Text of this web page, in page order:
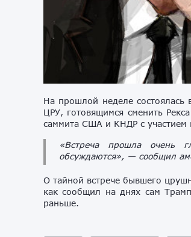
На прошлой неделе состоялась
ЦРУ, готовящимся сменить
саммита США и КНДР с участием
«Встреча прошла очень
обсуждаются», — сообщил
О тайной встрече бывшего
как сообщил на днях сам
раньше.